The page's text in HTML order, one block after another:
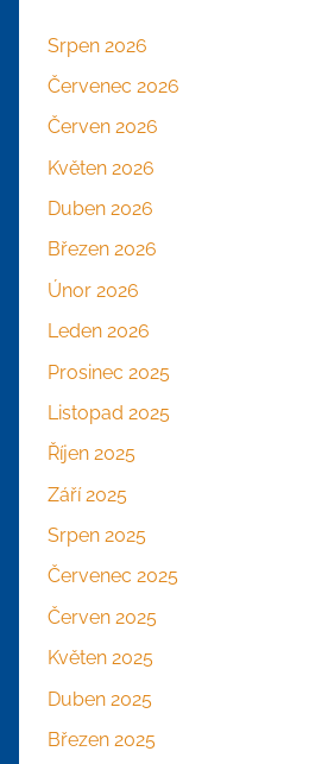
Srpen 2026
Červenec 2026
Červen 2026
Květen 2026
Duben 2026
Březen 2026
Únor 2026
Leden 2026
Prosinec 2025
Listopad 2025
Říjen 2025
Září 2025
Srpen 2025
Červenec 2025
Červen 2025
Květen 2025
Duben 2025
Březen 2025